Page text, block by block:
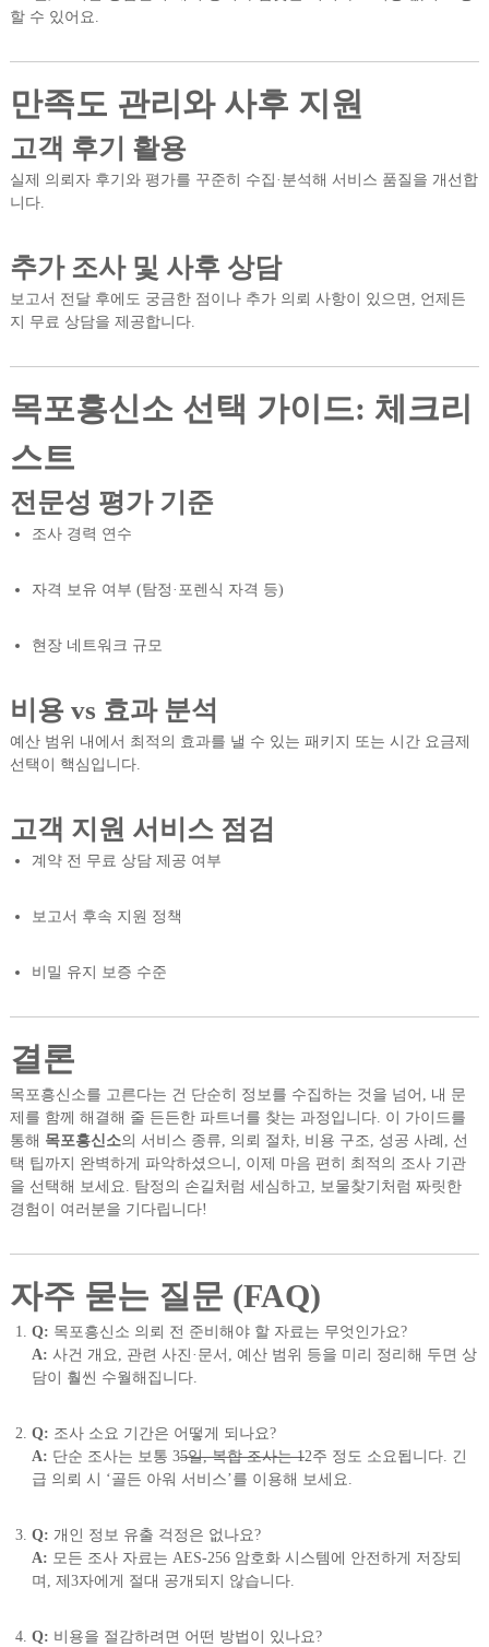
할 수 있어요.
만족도 관리와 사후 지원
고객 후기 활용
실제 의뢰자 후기와 평가를 꾸준히 수집·분석해 서비스 품질을 개선합
니다.
추가 조사 및 사후 상담
보고서 전달 후에도 궁금한 점이나 추가 의뢰 사항이 있으면, 언제든
지 무료 상담을 제공합니다.
목포흥신소 선택 가이드: 체크리
스트
전문성 평가 기준
조사 경력 연수
자격 보유 여부 (탐정·포렌식 자격 등)
현장 네트워크 규모
비용 vs 효과 분석
예산 범위 내에서 최적의 효과를 낼 수 있는 패키지 또는 시간 요금제
선택이 핵심입니다.
고객 지원 서비스 점검
계약 전 무료 상담 제공 여부
보고서 후속 지원 정책
비밀 유지 보증 수준
결론
목포흥신소를 고른다는 건 단순히 정보를 수집하는 것을 넘어, 내 문
제를 함께 해결해 줄 든든한 파트너를 찾는 과정입니다. 이 가이드를
통해 목포흥신소의 서비스 종류, 의뢰 절차, 비용 구조, 성공 사례, 선
택 팁까지 완벽하게 파악하셨으니, 이제 마음 편히 최적의 조사 기관
을 선택해 보세요. 탐정의 손길처럼 세심하고, 보물찾기처럼 짜릿한
경험이 여러분을 기다립니다!
자주 묻는 질문 (FAQ)
Q: 목포흥신소 의뢰 전 준비해야 할 자료는 무엇인가요?
A: 사건 개요, 관련 사진·문서, 예산 범위 등을 미리 정리해 두면 상
담이 훨씬 수월해집니다.
Q: 조사 소요 기간은 어떻게 되나요?
A: 단순 조사는 보통 35일, 복합 조사는 12주 정도 소요됩니다. 긴
급 의뢰 시 ‘골든 아워 서비스’를 이용해 보세요.
Q: 개인 정보 유출 걱정은 없나요?
A: 모든 조사 자료는 AES-256 암호화 시스템에 안전하게 저장되
며, 제3자에게 절대 공개되지 않습니다.
Q: 비용을 절감하려면 어떤 방법이 있나요?